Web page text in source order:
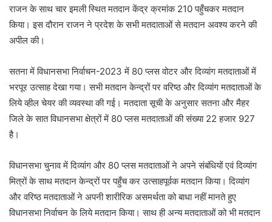
राजन के साथ चार इमली स्थित मतदान केंद्र क्रमांक 210 पहुँचकर मतदान
किया। इस दौरान राजन ने प्रदेश के सभी मतदाताओं से मतदान अवश्य करने की
अपील की।
सतना में विधानसभा निर्वाचन-2023 में 80 प्लस वोटर और दिव्यांग मतदाताओं में
भरपूर उत्साह देखा गया। सभी मतदान केन्द्रों पर वरिष्ठ और दिव्यांग मतदाताओं के
लिये व्हील चेयर की व्यवस्था की गई। मतदाता सूची के अनुसार सतना और मैहर
जिले के सात विधानसभा क्षेत्रों में 80 प्लस मतदाताओं की संख्या 22 हजार 927
है।
विधानसभा चुनाव में दिव्यांग और 80 प्लस मतदाताओं ने अपने संबंधियों एवं दिव्यांग
मित्रों के साथ मतदान केन्द्रों पर पहुँच कर उत्साहपूर्वक मतदान किया। दिव्यांग
और वरिष्ठ मतदाताओं ने अपनी शारीरिक असमर्थता को बाधा नहीं मानते हुए
विधानसभा निर्वाचन के लिये मतदान किया। साथ ही अन्य मतदाताओं को भी मतदान